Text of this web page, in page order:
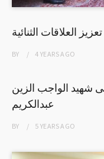
العلاقات الثنائية
BY 4 YEARSAGO
شهيد الواجب الزين
عبدالكريم
BY 5 YEARSAGO